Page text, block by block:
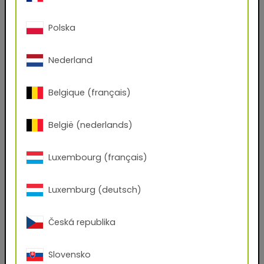
Nome
Cognome
Telefono
CAB
Polska
Nederland
Belgique (français)
België (nederlands)
Luxembourg (français)
Luxemburg (deutsch)
Česká republika
Slovensko